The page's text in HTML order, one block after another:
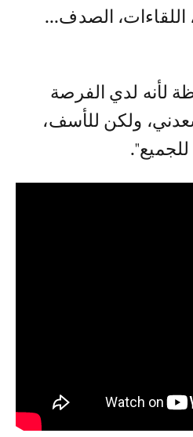
اللقاءات، الصدف...
لأنه لدي الفرصة
ولكن للأسف،